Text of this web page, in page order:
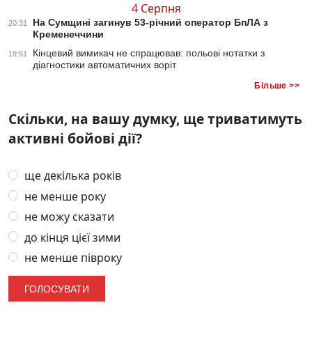
4 Серпня
20:31
На Сумщині загинув 53-річний оператор БпЛА з
Кременеччини
19:51
Кінцевий вимикач не спрацював: польові нотатки з
діагностики автоматичних воріт
Більше >>
Скільки, на вашу думку, ще триватимуть
активні бойові дії?
ще декілька років
не менше року
не можу сказати
до кінця цієї зими
не менше півроку